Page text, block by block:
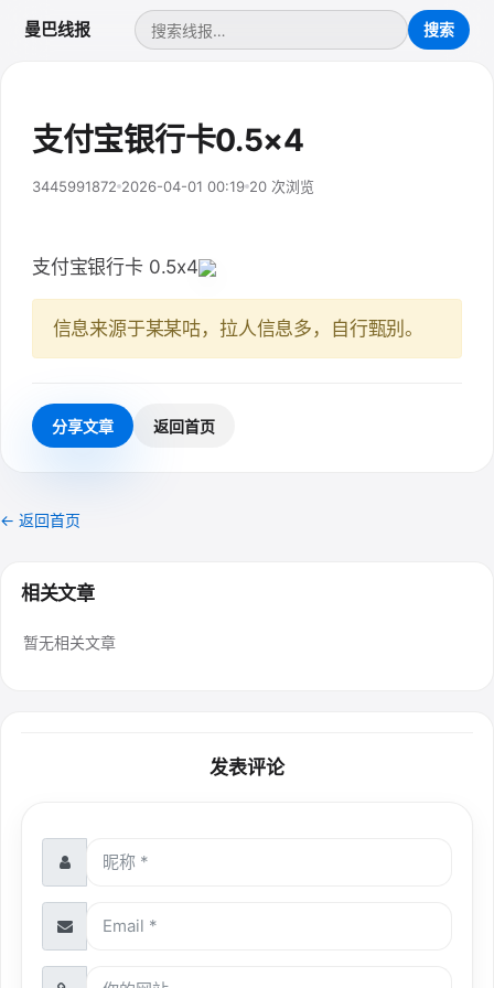
曼巴线报
支付宝银行卡0.5×4
3445991872 2026-04-01 00:19 20 次浏览
支付宝银行卡 0.5x4
信息来源于某某咕，拉人信息多，自行甄别。
分享文章 返回首页
← 返回首页
相关文章
暂无相关文章
发表评论